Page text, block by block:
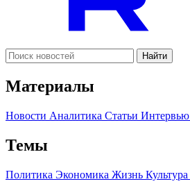
Найти
Материалы
Новости Аналитика Статьи Интервью
Темы
Политика Экономика Жизнь Культура